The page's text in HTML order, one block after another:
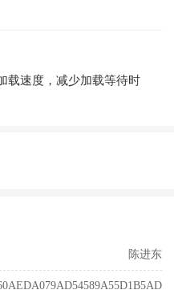
载速度，减少加载等待时
陈进东